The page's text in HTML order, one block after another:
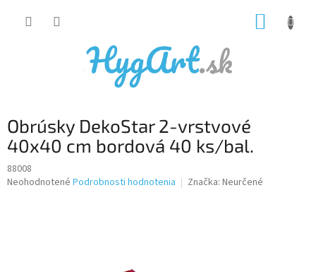
Obrúsky DekoStar 2-vrstvové
40x40 cm bordová 40 ks/bal.
88008
Priemerné
Neohodnotené Podrobnosti hodnotenia Značka: Neurčené